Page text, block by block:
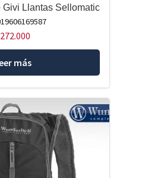
Givi Llantas Sellomatic
272.000
más